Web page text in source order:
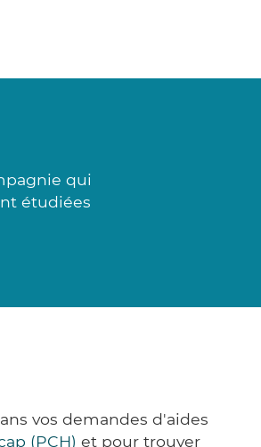
qui
étudiées
vos demandes d'aides
(PCH) et pour trouver